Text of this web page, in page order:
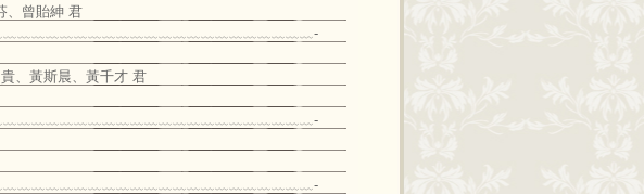
、曾貽紳 君
、黃斯晨、黃千才 君